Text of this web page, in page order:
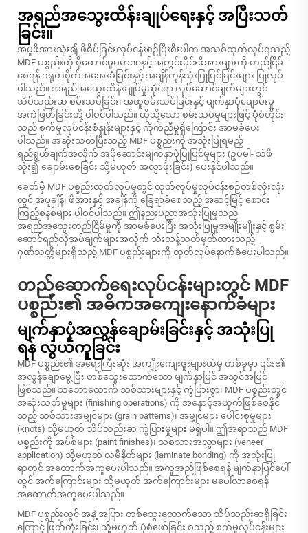
အရည်အသွေးထိန်းချုပ်ရေးနှင့် အပြီးသတ်
ခြင်း။
အပူဖိအားသုံး၍ ဖိစိပ်ခြင်းလုပ်ငန်းစဉ်ပြီးစီးပါက အသစ်ထုတ်လုပ်ရသည့်
MDF ပစ္စည်းကို စိုထောင်မှုပမာဏနှင့် အတွင်းပိုင်းဖိအားများကို တည်ငြိမ်
စေရန် ဂရုတစိုက်အအေးခံခြင်းနှင့် အချိန်ကုန်သုံးပြုပြင်ခြင်းများ ပြုလုပ်
ပါသည်။ အရည်အသွေးထိန်းချုပ်မှုဆိုင်ရာ လုပ်ဆောင်ချက်များတွင်
သိပ်သည်းဆ စမ်းသပ်ခြင်း၊ အထူစမ်းသပ်ခြင်းနှင့် မျက်နှာပုံချောမ်းမှု
အကဲဖြတ်ခြင်းတို့ ပါဝင်ပါသည်။ ထိုသို့သော စမ်းသပ်မှုများဖြင့် ပုံစံတိုင်း
သည် စက်မှုလုပ်ငန်းစံနှုန်းများနှင့် ကိုက်ညီမှုရှိကြောင်း အာမခံပေး
ပါသည်။ အဆုံးသတ်ပြီးသည့် MDF ပစ္စည်းကို အသုံးပြုရမည့်
ရည်ရွယ်ချက်အလိုက် အပိုဆောင်းမျက်နှာပုံပြုပြင်မှုများ (ဥပမါ- သဲဖိ
သုံး၍ ချောမ်းစေခြင်း သို့မဟုတ် အလွှာဖုံးခြင်း) ပေးနိုင်ပါသည်။
ခေတ်မှီ MDF ပစ္စည်းထုတ်လုပ်မှုတွင် ထုတ်လုပ်မှုလုပ်ငန်းစဉ်တစ်လုံးလုံး
တွင် အပူချိန်၊ ဖိအားနှင့် အချိန်ကို ခြေရာခံစေသည့် အဆင့်မြင့် စောင်း
ကြည့်စနစ်များ ပါဝင်ပါသည်။ ဤနည်းပညာအသုံးပြုမှုသည်
အရည်အသွေးတည်ငြိမ်မှုကို အာမခံပေးပြီး အသုံးပြုမှုအမျိုးမျိုးနှင့် စွမ်း
ဆောင်ရည်လိုအပ်ချက်များအလိုက် သီးသန့်သတ်မှတ်ထားသည့်
ဂုဏ်သတ္တိများရှိသည့် MDF ပစ္စည်းများကို ထုတ်လုပ်နောက်ခံပေးပါသည်။
တည်ဆောက်ရေးလုပ်ငန်းများတွင် MDF
ပစ္စည်း၏ အဓိကအကျေးနောက်ခံများ
မျက်နှာပုံအလွန်ချောမ်းခြင်းနှင့် အသုံးပြု
ရန် လွယ်ကူခြင်း
MDF ပစ္စည်း၏ အရေးကြီးဆုံး အကျိုးကျေးဇူးများထဲမှ တစ်ခုမှာ ၎င်း၏
အလွန်ချောမွေ့ပြီး တစ်သွေးထောက်သော မျက်နှာပြင် အသွင်အပြင်
ဖြစ်သည်။ သဘောထောက် သစ်သားများနှင့် ကွဲပြားစွာ၊ MDF ပစ္စည်းတွင်
အဆုံးသတ်မှုများ (finishing operations) ကို အနှောင့်အယှက်ဖြစ်စေနိုင်
သည့် သစ်သားအမျှင်များ (grain patterns)၊ အမျှင်များ ပေါင်းစုမှုများ
(knots) သို့မဟုတ် သိပ်သည်းဆ ကွဲပြားမှုများ မရှိပါ။ ဤအရာသည် MDF
ပစ္စည်းကို အပ်စ်များ (paint finishes)၊ သစ်သားအလွှာများ (veneer
application) သို့မဟုတ် လမီနိတ်များ (laminate bonding) ကို အသုံးပြု
ရာတွင် အထောက်အကူပေးပါသည်။ အကူအညီဖြစ်စေရန် မျက်နှာပြင်ပေါ်
တွင် အက်ကြောင်းများ သို့မဟုတ် အက်ကြောင်းများ မပေါ်လာစေရန်
အထောက်အကူပေးပါသည်။
MDF ပစ္စည်းတွင် အနှံ့အပြား တစ်သွေးထောက်သော သိပ်သည်းဆရှိခြင်း
ကြောင့် ဖြတ်တုံးခြင်း၊ သို့မဟုတ် ပုံစံဖော်ခြင်း စသည့် စက်မှုလုပ်ငန်းများ